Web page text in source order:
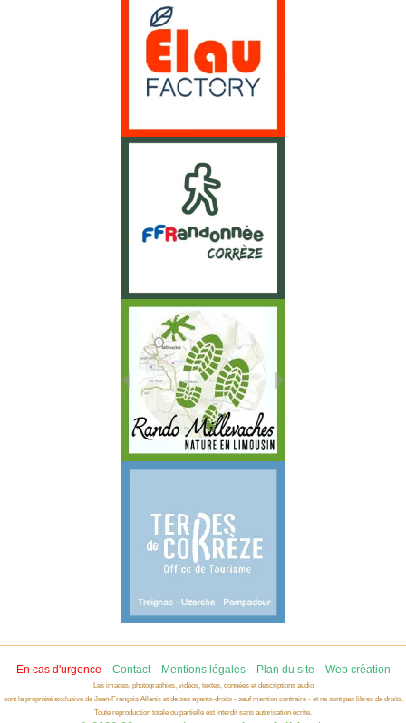
En cas d'urgence - Contact- Mentions légales- Plan du site - Web création
Les images, photographies, vidéos, textes, données et descriptions audio
sont la propriété exclusive de Jean-François Allanic et de ses ayants-droits - sauf mention contraire - et ne sont pas libres de droits.
Toute reproduction totale ou partielle est interdit sans autorisation écrite.